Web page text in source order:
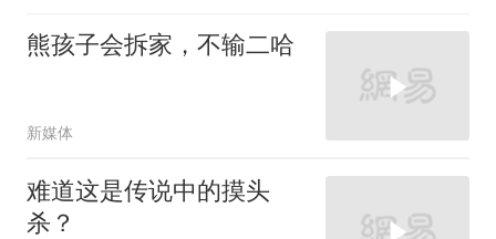
熊孩子会拆家，不输二哈
新媒体
难道这是传说中的摸头
杀？